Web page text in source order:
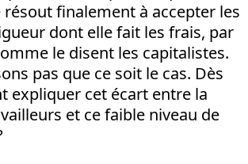
finalement à accepter les
dont elle fait les frais, par
le disent les capitalistes.
pas que ce soit le cas. Dès
expliquer cet écart entre la
et ce faible niveau de